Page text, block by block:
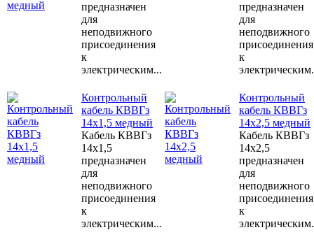
предназначен
для
неподвижного
присоединения
к
электрическим...
предназначен
для
неподвижного
присоединения
к
Контрольный
кабель КВВГз
14х1,5 медный
Кабель КВВГз
14х1,5
предназначен
для
неподвижного
присоединения
к
электрическим...
Контрольный
кабель КВВГз
14х2,5 медный
Кабель КВВГз
14х2,5
предназначен
для
неподвижного
присоединения
к